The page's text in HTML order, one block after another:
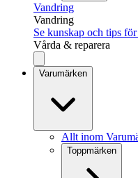
Vandring
Vandring
Se kunskap och tips
Vårda & reparera
Varumärken
Allt inom
Toppmärken